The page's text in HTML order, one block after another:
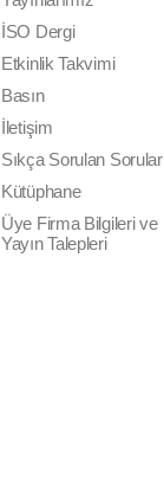
İSO Dergi
Etkinlik Takvimi
Basın
İletişim
Sıkça Sorulan Sorular
Kütüphane
Üye Firma Bilgileri ve
Yayın Talepleri